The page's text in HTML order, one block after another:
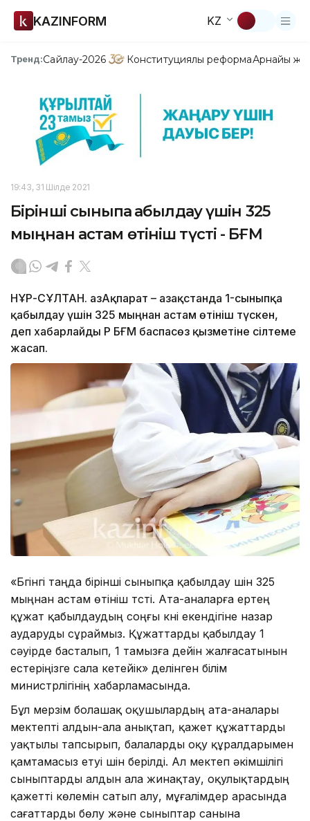
KAZINFORM KZ
Тренд:Сайлау-2026 Конституциялық реформаАрнайы
19:43, 31 Шілде 2021
Бірінші сыныпқа қабылдау үшін 325
мыңнан астам өтініш түсті - БҒМ
НҰР-СҰЛТАН. ҚазАқпарат – Қазақстанда 1-сыныпқа
қабылдау үшін 325 мыңнан астам өтініш түскен,
деп хабарлайды ҚР БҒМ баспасөз қызметіне сілтеме
жасап.
«Бүгінгі таңда бірінші сыныпқа қабылдау үшін 325
мыңнан астам өтініш түсті. Ата-аналарға ертең
құжат қабылдаудың соңғы күні екендігіне назар
аударуды сұраймыз. Құжаттарды қабылдау 1
сәуірде басталып, 1 тамызға дейін жалғасатынын
естеріңізге сала кетейік» делінген білім
министрлігінің хабарламасында.
Бұл мерзім болашақ оқушылардың ата-аналары
мектепті алдын-ала анықтап, қажет құжаттарды
уақтылы тапсырып, балаларды оқу құралдарымен
қамтамасыз етуі үшін берілді. Ал мектеп әкімшілігі
сыныптарды алдын ала жинақтау, оқулықтардың
қажетті көлемін сатып алу, мұғалімдер арасында
сағаттарды бөлу және сыныптар санына